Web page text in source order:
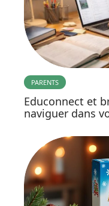
PARENTS
Educonnect et
naviguer dans